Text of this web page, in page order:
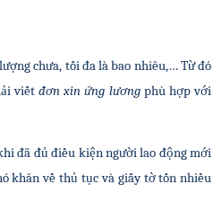
chưa, tối đa là bao nhiêu,… Từ đó
viết đơn xin ứng lương phù hợp với
đã đủ điều kiện người lao động mới
khăn về thủ tục và giấy tờ tốn nhiều